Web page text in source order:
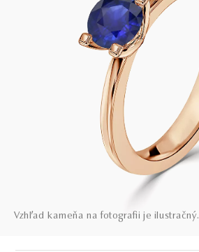
Vzhľad kameňa na fotografii je ilustračný.